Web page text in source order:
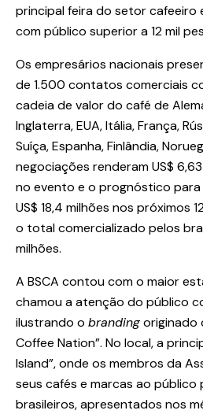
principal feira do setor cafeeiro
com público superior a 12 mil
Os empresários nacionais
de 1.500 contatos comerciais
cadeia de valor do café de
Inglaterra, EUA, Itália, França,
Suíça, Espanha, Finlândia,
negociações renderam US$
no evento e o prognóstico para
US$ 18,4 milhões nos próximos
o total comercializado pelos
milhões.
A BSCA contou com o maior
chamou a atenção do público
ilustrando o brandingoriginado
Coffee Nation”. No local, a
Island”, onde os membros da
seus cafés e marcas ao
brasileiros, apresentados nos